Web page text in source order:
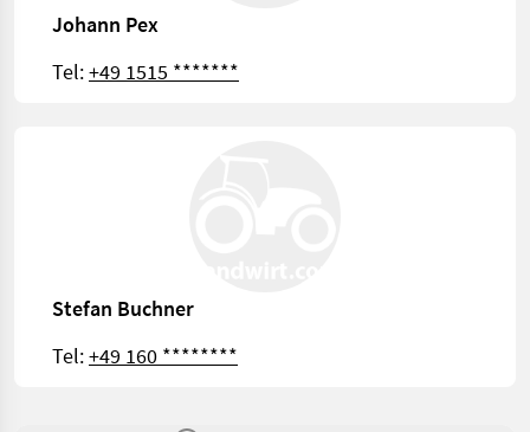
Johann Pex
Tel:+49 1515 *******
Stefan Buchner
Tel:+49 160 ********